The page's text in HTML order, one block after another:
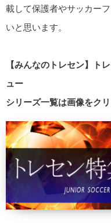
載して保護者やサッカー
いと思います。
【みんなのトレセン】ト
ュー
シリーズ一覧は画像をク